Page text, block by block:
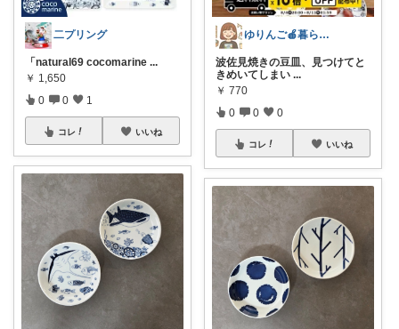
二プリング
「natural69 cocomarine ...
￥ 1,650
0 0 1
コレ いいね
ゆりんご🍎暮らしにまつわるおすすめ品
波佐見焼きの豆皿、見つけてと
きめいてしまい ...
￥ 770
0 0 0
コレ いいね